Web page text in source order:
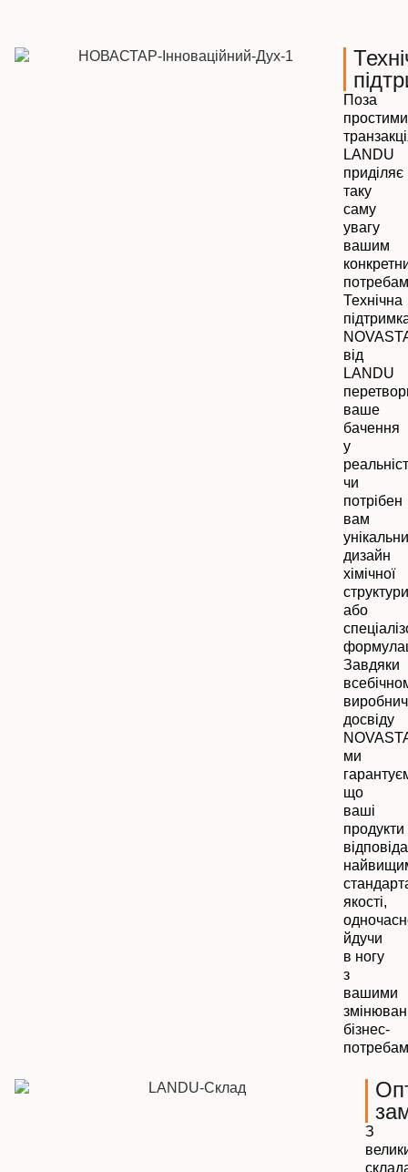
Поза
простими
LANDU
приділяє
таку
саму
увагу
вашим
Технічна
від
LANDU
ваше
бачення
у
чи
потрібен
вам
дизайн
хімічної
структури
або
Завдяки
досвіду
ми
що
ваші
продукти
якості,
йдучи
в ногу
з
вашими
бізнес-
З